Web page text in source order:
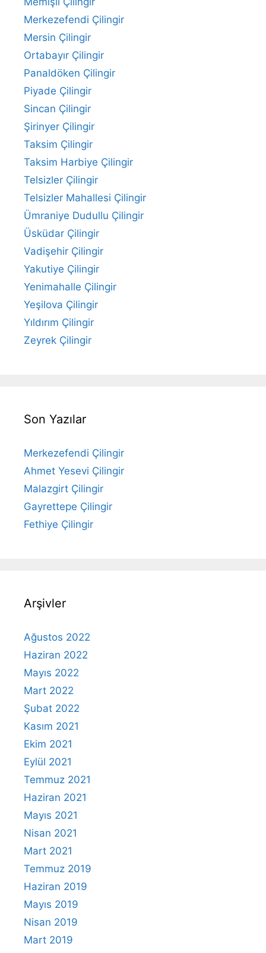
Merkezefendi Çilingir
Mersin Çilingir
Ortabayır Çilingir
Panaldöken Çilingir
Piyade Çilingir
Sincan Çilingir
Şirinyer Çilingir
Taksim Çilingir
Taksim Harbiye Çilingir
Telsizler Çilingir
Telsizler Mahallesi Çilingir
Ümraniye Dudullu Çilingir
Üsküdar Çilingir
Vadişehir Çilingir
Yakutiye Çilingir
Yenimahalle Çilingir
Yeşilova Çilingir
Yıldırım Çilingir
Zeyrek Çilingir
Son Yazılar
Merkezefendi Çilingir
Ahmet Yesevi Çilingir
Malazgirt Çilingir
Gayrettepe Çilingir
Fethiye Çilingir
Arşivler
Ağustos 2022
Haziran 2022
Mayıs 2022
Mart 2022
Şubat 2022
Kasım 2021
Ekim 2021
Eylül 2021
Temmuz 2021
Haziran 2021
Mayıs 2021
Nisan 2021
Mart 2021
Temmuz 2019
Haziran 2019
Mayıs 2019
Nisan 2019
Mart 2019